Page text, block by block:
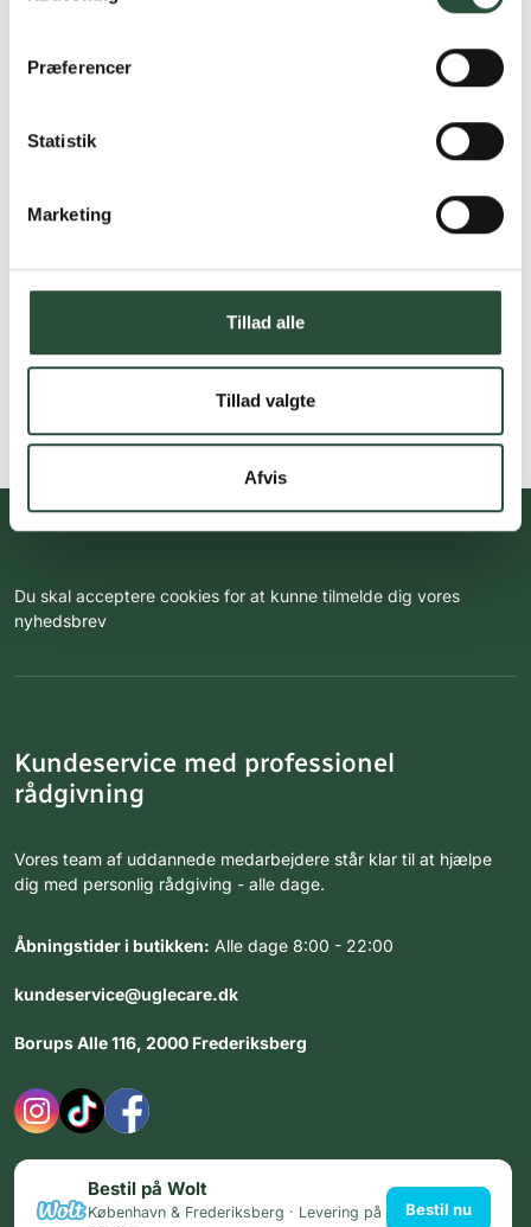
Præferencer
Statistik
Marketing
Tillad alle
Tillad valgte
Afvis
Du skal acceptere cookies for at kunne tilmelde dig vores
nyhedsbrev
Kundeservice med professionel
rådgivning
Vores team af uddannede medarbejdere står klar til at hjælpe
dig med personlig rådgiving - alle dage.
Åbningstider i butikken: Alle dage 8:00 - 22:00
kundeservice@uglecare.dk
Borups Alle 116, 2000 Frederiksberg
Bestil på Wolt
København & Frederiksberg · Levering på
Bestil nu